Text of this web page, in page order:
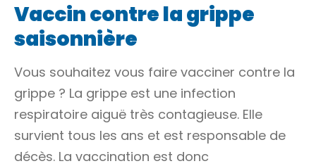
Vaccin contre la grippe
saisonnière
Vous souhaitez vous faire vacciner contre la
grippe ? La grippe est une infection
respiratoire aiguë très contagieuse. Elle
survient tous les ans et est responsable de
décès. La vaccination est donc